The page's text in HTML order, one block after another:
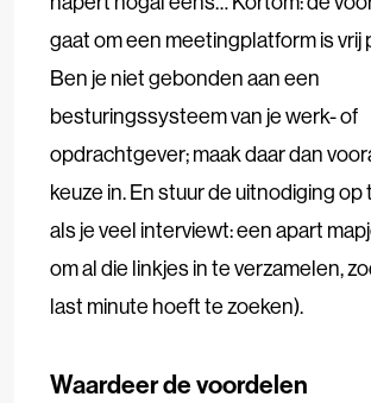
gaat om een meetingplatform is vrij
Ben je niet gebonden aan een
besturingssysteem van je werk- of
opdrachtgever; maak daar dan
keuze in. En stuur de uitnodiging op
als je veel interviewt: een apart
om al die linkjes in te verzamelen,
last minute hoeft te zoeken).
Waardeer de voordelen